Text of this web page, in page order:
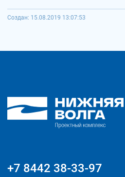
Создан: 15.08.2019 13:07:53
+7 8442 38-33-97